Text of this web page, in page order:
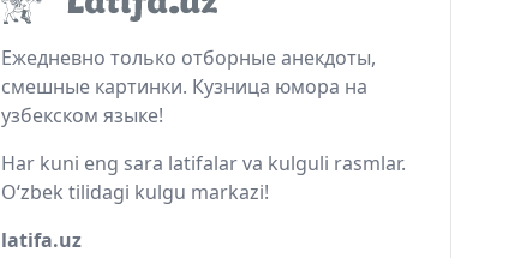
Ежедневно только отборные анекдоты,
смешные картинки. Кузница юмора на
узбекском языке!
Har kuni eng sara latifalar va kulguli rasmlar.
O‘zbek tilidagi kulgu markazi!
latifa.uz